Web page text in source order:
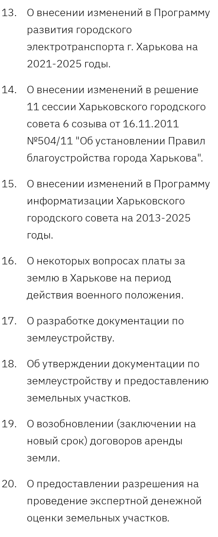
О внесении изменений в Программу
развития городского
электротранспорта г. Харькова на
2021-2025 годы.
О внесении изменений в решение
11 сессии Харьковского городского
совета 6 созыва от 16.11.2011
№504/11 "Об установлении Правил
благоустройства города Харькова".
О внесении изменений в Программу
информатизации Харьковского
городского совета на 2013-2025
годы.
О некоторых вопросах платы за
землю в Харькове на период
действия военного положения.
О разработке документации по
землеустройству.
Об утверждении документации по
землеустройству и предоставлению
земельных участков.
О возобновлении (заключении на
новый срок) договоров аренды
земли.
О предоставлении разрешения на
проведение экспертной денежной
оценки земельных участков.